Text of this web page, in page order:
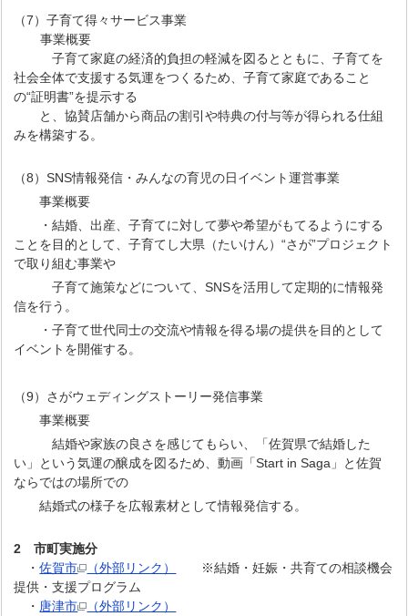
（7）子育て得々サービス事業
事業概要
子育て家庭の経済的負担の軽減を図るとともに、子育てを
社会全体で支援する気運をつくるため、子育て家庭であること
の“証明書”を提示する
と、協賛店舗から商品の割引や特典の付与等が得られる仕組
みを構築する。
（8）SNS情報発信・みんなの育児の日イベント運営事業
事業概要
・結婚、出産、子育てに対して夢や希望がもてるようにする
ことを目的として、子育てし大県（たいけん）“さが”プロジェクト
で取り組む事業や
子育て施策などについて、SNSを活用して定期的に情報発
信を行う。
・子育て世代同士の交流や情報を得る場の提供を目的として
イベントを開催する。
（9）さがウェディングストーリー発信事業
事業概要
結婚や家族の良さを感じてもらい、「佐賀県で結婚した
い」という気運の醸成を図るため、動画「Start in Saga」と佐賀
ならではの場所での
結婚式の様子を広報素材として情報発信する。
2 市町実施分
・佐賀市 （外部リンク）
※結婚・妊娠・共育ての相談機会
提供・支援プログラム
・ 唐津市
（外部リンク）